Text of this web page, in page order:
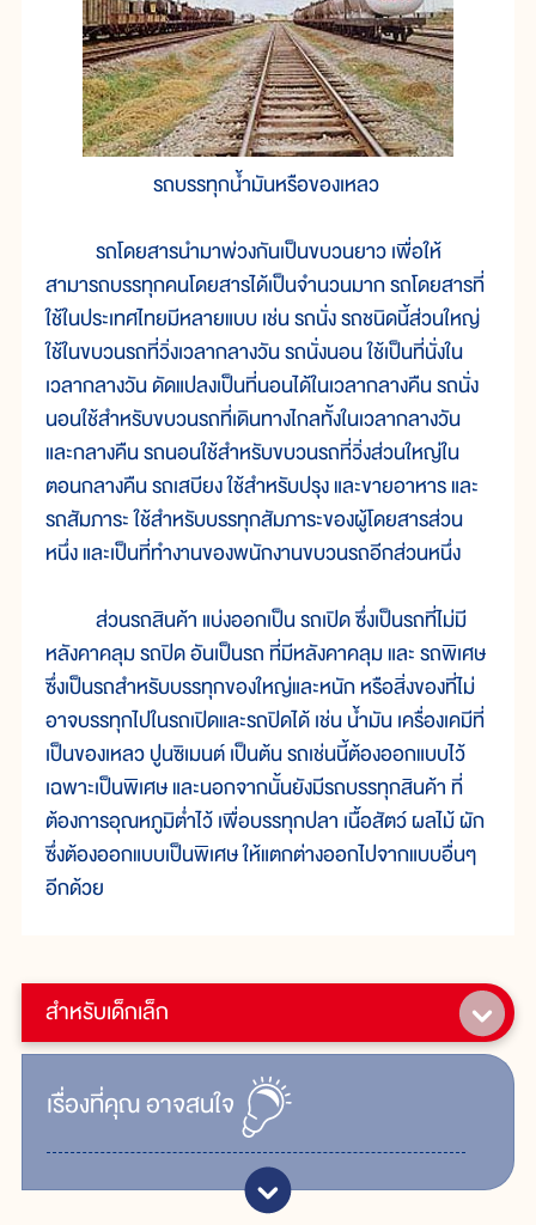
สำหรับเด็กเล็ก
เรื่ิองที่คุณอาจสนใจ
รถบรรทุกน้ำมันหรือของเหลว
รถโดยสารนำมาพ่วงกันเป็นขบวนยาว เพื่อให้
สามารถบรรทุกคนโดยสารได้เป็นจำนวนมาก รถโดยสารที่
ใช้ในประเทศไทยมีหลายแบบ เช่น รถนั่ง รถชนิดนี้ส่วนใหญ่
ใช้ในขบวนรถที่วิ่งเวลากลางวัน รถนั่งนอน ใช้เป็นที่นั่งใน
เวลากลางวัน ดัดแปลงเป็นที่นอนได้ในเวลากลางคืน รถนั่ง
นอนใช้สำหรับขบวนรถที่เดินทางไกลทั้งในเวลากลางวัน
และกลางคืน รถนอนใช้สำหรับขบวนรถที่วิ่งส่วนใหญ่ใน
ตอนกลางคืน รถเสบียง ใช้สำหรับปรุง และขายอาหาร และ
รถสัมภาระ ใช้สำหรับบรรทุกสัมภาระของผู้โดยสารส่วน
หนึ่ง และเป็นที่ทำงานของพนักงานขบวนรถอีกส่วนหนึ่ง
ส่วนรถสินค้า แบ่งออกเป็น รถเปิด ซึ่งเป็นรถที่ไม่มี
หลังคาคลุม รถปิด อันเป็นรถ ที่มีหลังคาคลุม และ รถพิเศษ
ซึ่งเป็นรถสำหรับบรรทุกของใหญ่และหนัก หรือสิ่งของที่ไม่
อาจบรรทุกไปในรถเปิดและรถปิดได้ เช่น น้ำมัน เครื่องเคมีที่
เป็นของเหลว ปูนซิเมนต์ เป็นต้น รถเช่นนี้ต้องออกแบบไว้
เฉพาะเป็นพิเศษ และนอกจากนั้นยังมีรถบรรทุกสินค้า ที่
ต้องการอุณหภูมิต่ำไว้ เพื่อบรรทุกปลา เนื้อสัตว์ ผลไม้ ผัก
ซึ่งต้องออกแบบเป็นพิเศษ ให้แตกต่างออกไปจากแบบอื่นๆ
อีกด้วย